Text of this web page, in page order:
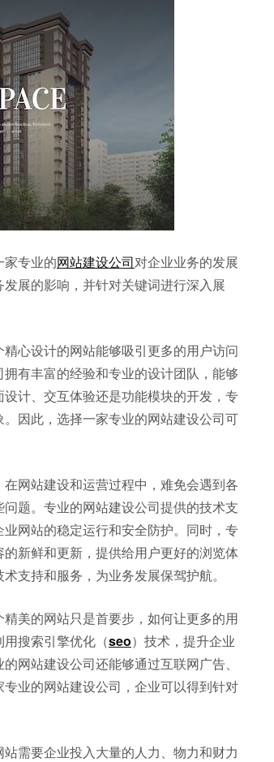
家专业的网站建设公司对企业业务的发展
发展的影响，并针对关键词进行深入展
心设计的网站能够吸引更多的用户访问
拥有丰富的经验和专业的设计团队，能够
计、交互体验还是功能模块的开发，专
因此，选择一家专业的网站建设公司可
网站建设和运营过程中，难免会遇到各
题。专业的网站建设公司提供的技术支
网站的稳定运行和安全防护。同时，专
新鲜和更新，提供给用户更好的浏览体
支持和服务，为业务发展保驾护航。
美的网站只是首要步，如何让更多的用
搜索引擎优化（seo）技术，提升企业
网站建设公司还能够通过互联网广告、
业的网站建设公司，企业可以得到针对
需要企业投入大量的人力、物力和财力